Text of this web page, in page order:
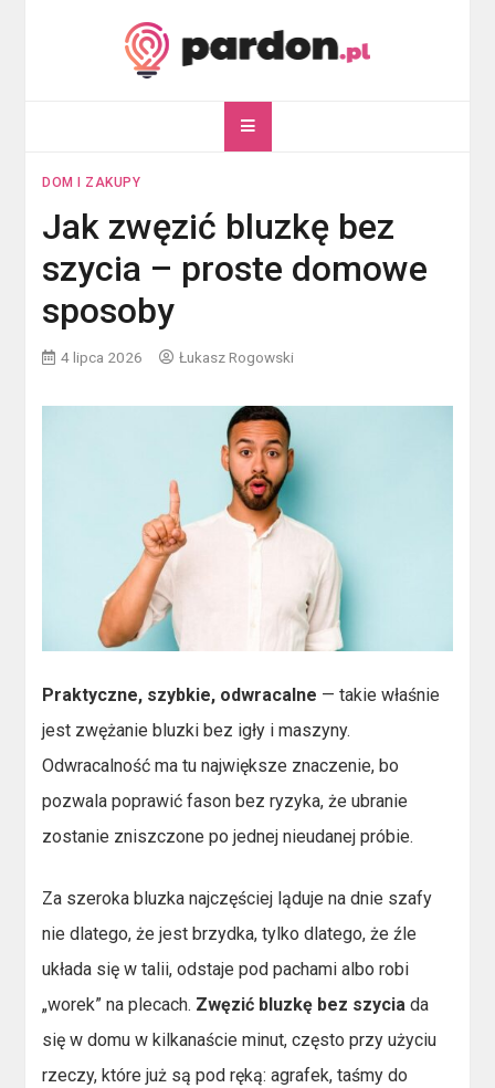
pardon.pl
DOM I ZAKUPY
Jak zwęzić bluzkę bez
szycia – proste domowe
sposoby
4 lipca 2026 Łukasz Rogowski
Praktyczne, szybkie, odwracalne — takie właśnie
jest zwężanie bluzki bez igły i maszyny.
Odwracalność ma tu największe znaczenie, bo
pozwala poprawić fason bez ryzyka, że ubranie
zostanie zniszczone po jednej nieudanej próbie.
Za szeroka bluzka najczęściej ląduje na dnie szafy
nie dlatego, że jest brzydka, tylko dlatego, że źle
układa się w talii, odstaje pod pachami albo robi
„worek” na plecach. Zwęzić bluzkę bez szycia da
się w domu w kilkanaście minut, często przy użyciu
rzeczy, które już są pod ręką: agrafek, taśmy do